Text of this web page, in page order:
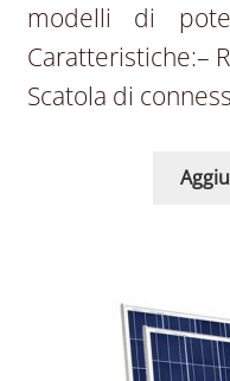
modelli di
Caratteristiche:–
Scatola di